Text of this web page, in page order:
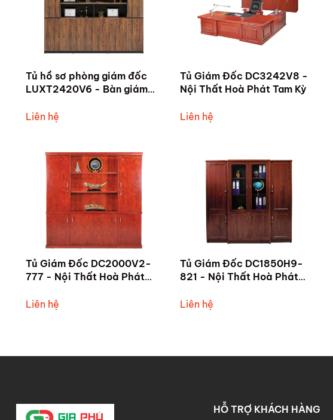
Tủ hồ sơ phòng giám đốc
LUXT2420V6 - Bàn giám
- Bàn giám đốc Quảng Nam
Liên hệ
Tủ Giám Đốc DC3242V8 -
Nội Thất Hoà Phát Tam Kỳ
Liên hệ
Tủ Giám Đốc DC2000V2-
777 - Nội Thất Hoà Phát
Liên hệ
Tủ Giám Đốc DC1850H9-
821 - Nội Thất Hoà Phát
Liên hệ
HỖ TRỢ KHÁCH HÀNG